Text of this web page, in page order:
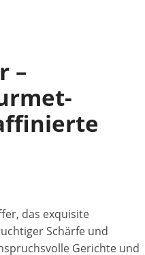
–
das exquisite
Schärfe und
Gerichte und